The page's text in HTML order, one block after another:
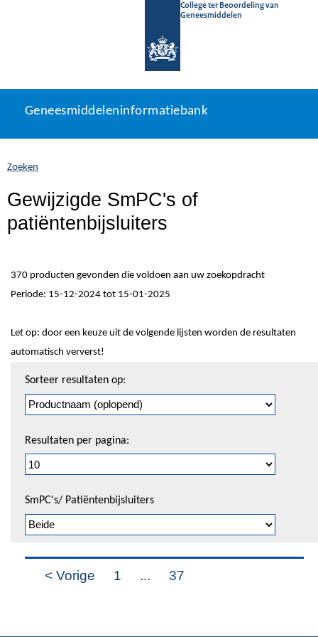
College ter Beoordeling van
Geneesmiddelen
naar
Geneesmiddeleninformatiebank
U
zich
hier:
Geneesmiddeleninformatiebank
Zoeken
Gewijzigde SmPC's of
patiëntenbijsluiters
370 producten gevonden die voldoen aan uw zoekopdracht
Periode: 15-12-2024 tot 15-01-2025
Let op: door een keuze uit de volgende lijsten worden de resultaten
automatisch ververst!
pagineren
Sorteer resultaten op:
Resultaten per pagina:
SmPC's/ Patiëntenbijsluiters
< Vorige 1 ... 37